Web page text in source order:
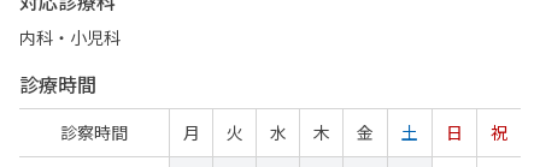
内科・​小児科
診療時間
診察時間 月 火 水 木 金 土 日
祝